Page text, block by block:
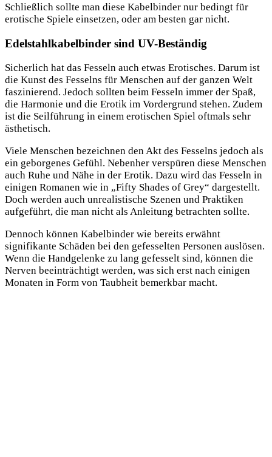
Schließlich sollte man diese Kabelbinder nur bedingt für
erotische Spiele einsetzen, oder am besten gar nicht.
Edelstahlkabelbinder sind UV-Beständig
Sicherlich hat das Fesseln auch etwas Erotisches. Darum ist
die Kunst des Fesselns für Menschen auf der ganzen Welt
faszinierend. Jedoch sollten beim Fesseln immer der Spaß,
die Harmonie und die Erotik im Vordergrund stehen. Zudem
ist die Seilführung in einem erotischen Spiel oftmals sehr
ästhetisch.
Viele Menschen bezeichnen den Akt des Fesselns jedoch als
ein geborgenes Gefühl. Nebenher verspüren diese Menschen
auch Ruhe und Nähe in der Erotik. Dazu wird das Fesseln in
einigen Romanen wie in „Fifty Shades of Grey“ dargestellt.
Doch werden auch unrealistische Szenen und Praktiken
aufgeführt, die man nicht als Anleitung betrachten sollte.
Dennoch können Kabelbinder wie bereits erwähnt
signifikante Schäden bei den gefesselten Personen auslösen.
Wenn die Handgelenke zu lang gefesselt sind, können die
Nerven beeinträchtigt werden, was sich erst nach einigen
Monaten in Form von Taubheit bemerkbar macht.